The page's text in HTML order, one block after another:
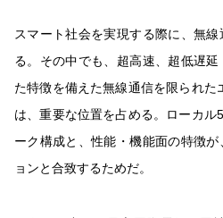
スマート社会を実現する際に、無
る。その中でも、超高速、超低遅
た特徴を備えた無線通信を限られた
は、重要な位置を占める。ローカル
ーク構成と、性能・機能面の特徴
ョンと合致するためだ。